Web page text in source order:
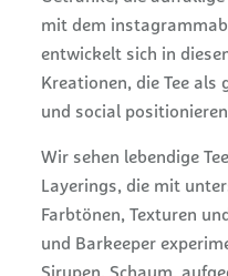
mit dem
entwickelt sich in
Kreationen, die Tee
und social
Wir sehen lebendige
Layerings, die mit
Farbtönen, Texturen
und Barkeeper